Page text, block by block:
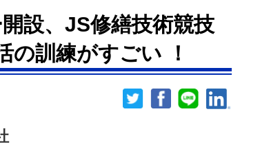
設、JS修繕技術競技
の訓練がすごい ！